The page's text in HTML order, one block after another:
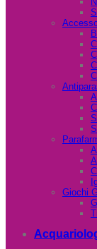
Giochi